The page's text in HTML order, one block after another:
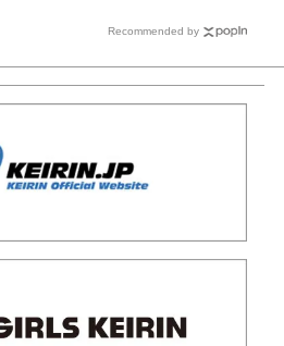
Recommended by